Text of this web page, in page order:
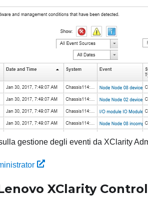
gestione degli eventi da XClarity
XClarity